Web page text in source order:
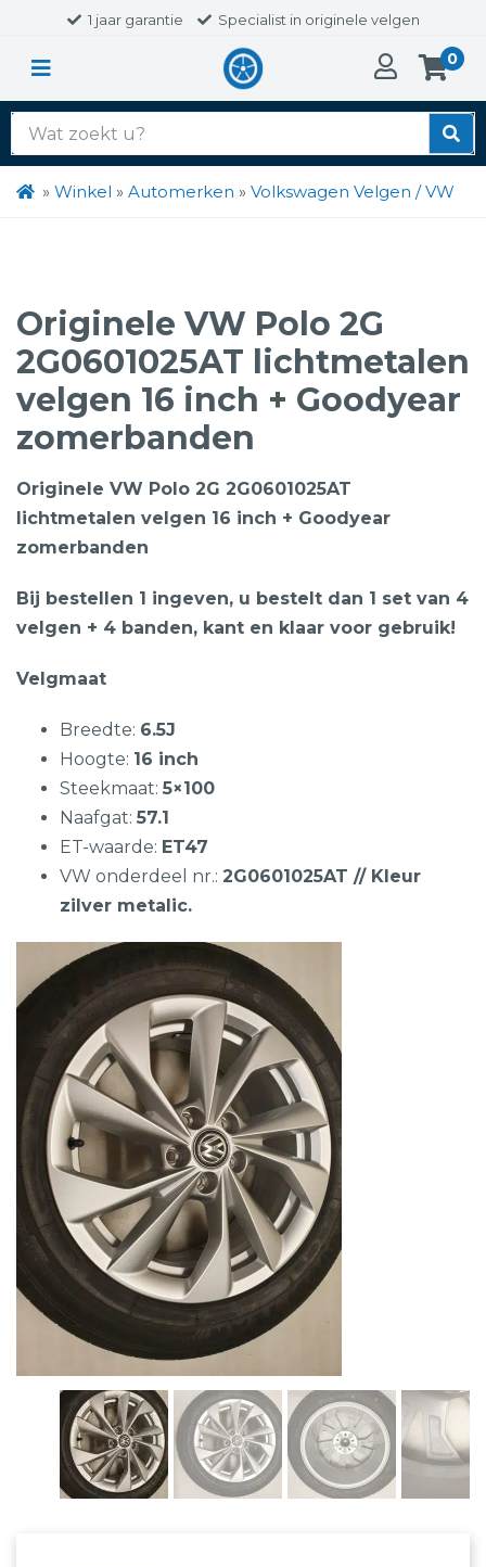
1 jaar garantie Specialist in originele velgen
0
Zoek
naar:
» Winkel » Automerken » Volkswagen Velgen / VW
Originele VW Polo 2G
2G0601025AT lichtmetalen
velgen 16 inch + Goodyear
zomerbanden
Originele VW Polo 2G 2G0601025AT
lichtmetalen velgen 16 inch + Goodyear
zomerbanden
Bij bestellen 1 ingeven, u bestelt dan 1 set van 4
velgen + 4 banden, kant en klaar voor gebruik!
Velgmaat
Breedte: 6.5J
Hoogte: 16 inch
Steekmaat: 5×100
Naafgat: 57.1
ET-waarde: ET47
VW onderdeel nr.: 2G0601025AT // Kleur
zilver metalic.